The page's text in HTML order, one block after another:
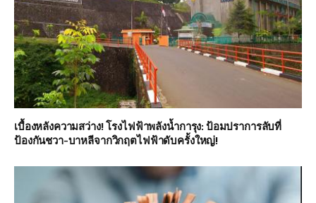
เบื้องหลังความสว่าง! โรงไฟฟ้าพลังน้ำการุง: ป้อมปราการลับที่
ป้องกันชวา-บาหลีจากวิกฤตไฟฟ้าดับครั้งใหญ่!